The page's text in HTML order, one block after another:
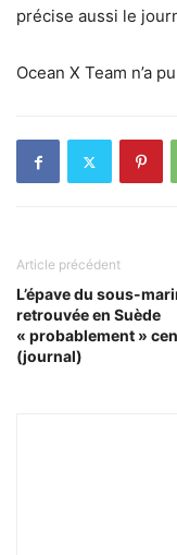
précise aussi le
Ocean X Team n’a
Article précédent
L’épave du sous-
retrouvée en Suède
« probablement »
(journal)